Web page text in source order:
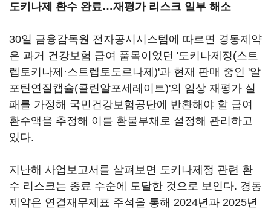
도키나제 환수 완료…재평가 리스크 일부 해소
30일 금융감독원 전자공시시스템에 따르면 경동제약
은 과거 건강보험 급여 품목이었던 '도키나제정(스트
렙토키나제·스트렙토도르나제)'과 현재 판매 중인 '알
포틴연질캡슐(콜린알포세레이트)'의 임상 재평가 실
패를 가정해 국민건강보험공단에 반환해야 할 급여
환수액을 추정해 이를 환불부채로 설정해 관리하고
있다.
지난해 사업보고서를 살펴보면 도키나제정 관련 환
수 리스크는 종료 수순에 도달한 것으로 보인다. 경동
제약은 연결재무제표 주석을 통해 2024년과 2025년